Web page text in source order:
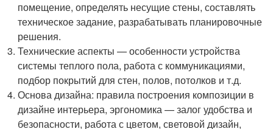
помещение, определять несущие стены, составлять
техническое задание, разрабатывать планировочные
решения.
Технические аспекты — особенности устройства
системы теплого пола, работа с коммуникациями,
подбор покрытий для стен, полов, потолков и т.д.
Основа дизайна: правила построения композиции в
дизайне интерьера, эргономика — залог удобства и
безопасности, работа с цветом, световой дизайн,